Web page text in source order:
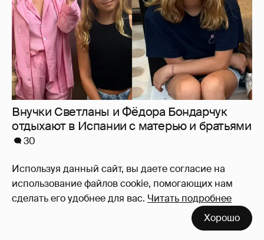
Используя данный сайт, вы даете согласие на
использование файлов cookie, помогающих нам
сделать его удобнее для вас. Читать подробнее
Хорошо
Меган Маркл и принц Гарри вышли в свет
в Канаде
37